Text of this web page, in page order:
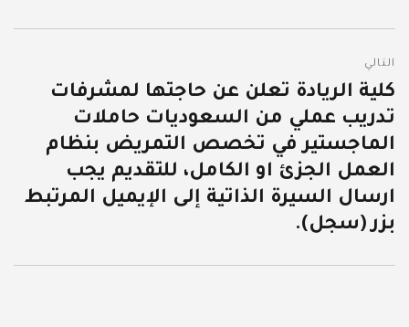
التالي
المقالة
التالية:
كلية الريادة تعلن عن حاجتها لمشرفات
تدريب عملي من السعوديات حاملات
الماجستير في تخصص التمريض بنظام
العمل الجزئ او الكامل، للتقديم يجب
ارسال السيرة الذاتية إلى الإيميل المرتبط
بزر (سجل).